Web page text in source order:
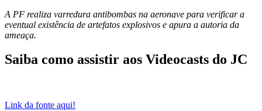
A PF realiza varredura antibombas na aeronave para verificar a
eventual existência de artefatos explosivos e apura a autoria da
ameaça.
Saiba como assistir aos Videocasts do JC
Link da fonte aqui!